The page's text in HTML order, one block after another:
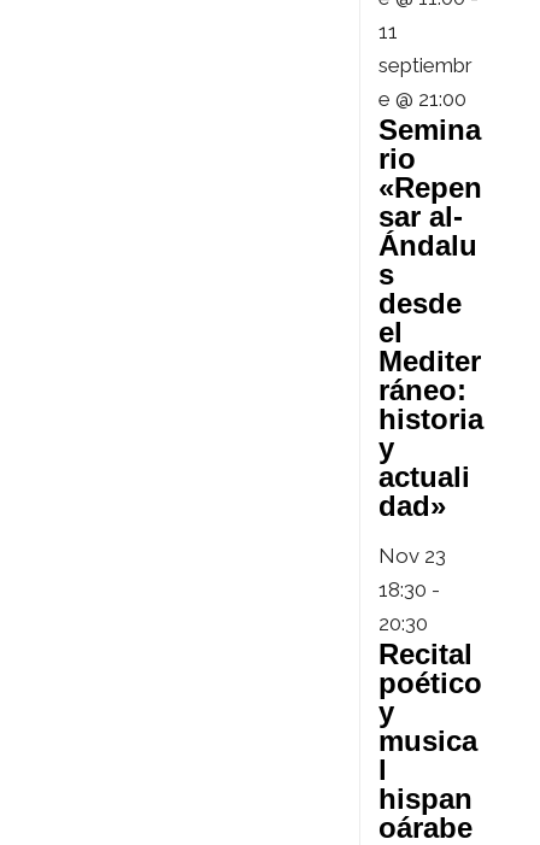
11
septiembr
e @ 21:00
Semina
rio
«Repen
sar al-
Ándalu
s
desde
el
Mediter
ráneo:
historia
y
actuali
dad»
Nov 23
18:30 -
20:30
Recital
poético
y
musica
l
hispan
oárabe